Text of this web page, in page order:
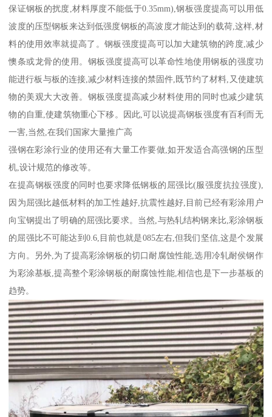
保证钢板的扰度,材料厚度不能低于0.35mm),钢板强度提高可以用低
波度的压型钢板来达到低强度钢板的高波度才能达到的载荷,这样,材
料的使用效率就提高了。钢板强度提高可以加大建筑物的跨度,减少
懊条或龙骨的使用。钢板强度提高可以革命性地使用钢板的强度功
能进行板与板的连接,减少材料连接的禁固件,既节约了材料,又使建筑
物的美观大大改善。钢板强度提高减少材料使用的同时也减少建筑
物的自重,使建筑物重心下移。因此,可以说提高钢板强度有百利而无
一害,当然,在我们国家大量推广高
强钢在彩涂行业的使用还有大量工作要做,如开发适合高强钢的压型
机,设计规范的修改等。
在提高钢板强度的同时也要求降低钢板的屈强比(服强度抗拉强度),
因为屈强比越低材料的加工性越好,抗震性越好,目前已经有彩涂用户
向宝钢提出了明确的屈强比要求。当然,与热轧结构钢来比,彩涂钢板
的屈强比不可能达到0.6,目前也就是085左右,但我们坚信,这是个发展
方向。另外,为了提高彩涂钢板的切口耐腐蚀性能,选用冷轧耐侯钢作
为彩涂基板,提高整个彩涂钢板的耐腐蚀性能,相信也是下一步基板的
趋势。